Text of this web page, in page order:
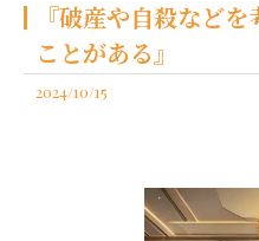
『破産や自殺など
ことがある』
2024/10/15